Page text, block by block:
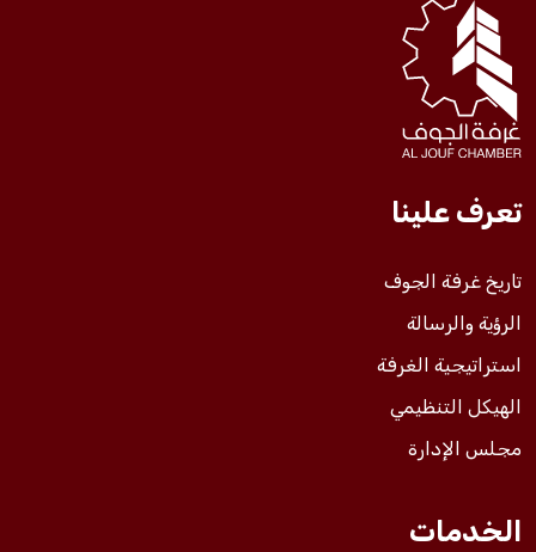
فعاليات الغرفة
فعاليات الجوف
مشاريع الغرفة
تعرف علينا
تاريخ غرفة الجوف
الرؤية والرسالة
استراتيجية الغرفة
الهيكل التنظيمي
مجلس الإدارة
الخدمات